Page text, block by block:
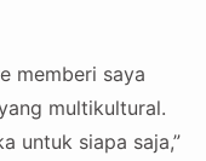
memberi saya
multikultural.
untuk siapa saja,”